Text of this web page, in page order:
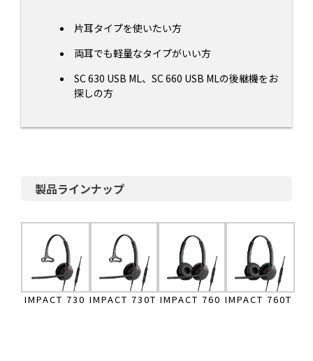
片耳タイプを使いたい方
両耳でも軽量なタイプがいい方
SC 630 USB ML、SC 660 USB MLの後継機をお
探しの方
製品ラインナップ
IMPACT 730 IMPACT 730T IMPACT 760 IMPACT 760T